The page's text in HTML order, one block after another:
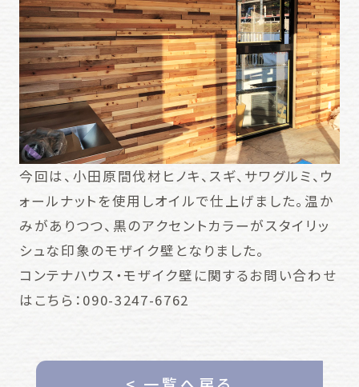
今回は、小田原間伐材ヒノキ、スギ、サワグルミ、ウ
ォールナットを使用しオイルで仕上げました。温か
みがありつつ、黒のアクセントカラーがスタイリッ
シュな印象のモザイク壁となりました。
コンテナハウス・モザイク壁に関するお問い合わせ
はこちら：090-3247-6762